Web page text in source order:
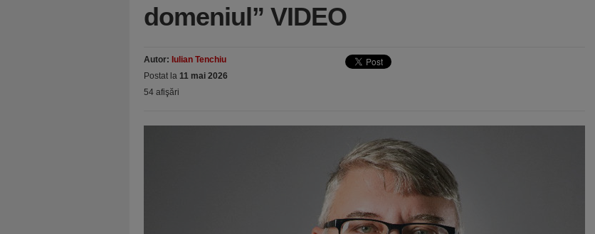
domeniul” VIDEO
Autor: Iulian Tenchiu
Postat la 11 mai 2026
54 afişări